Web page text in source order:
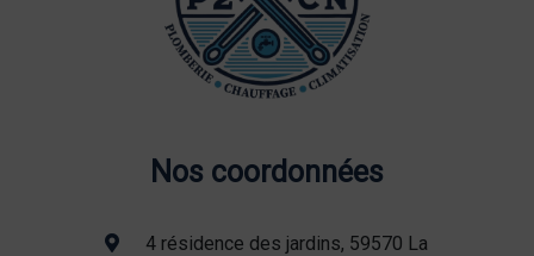
Nos coordonnées
4 résidence des jardins, 59570 La